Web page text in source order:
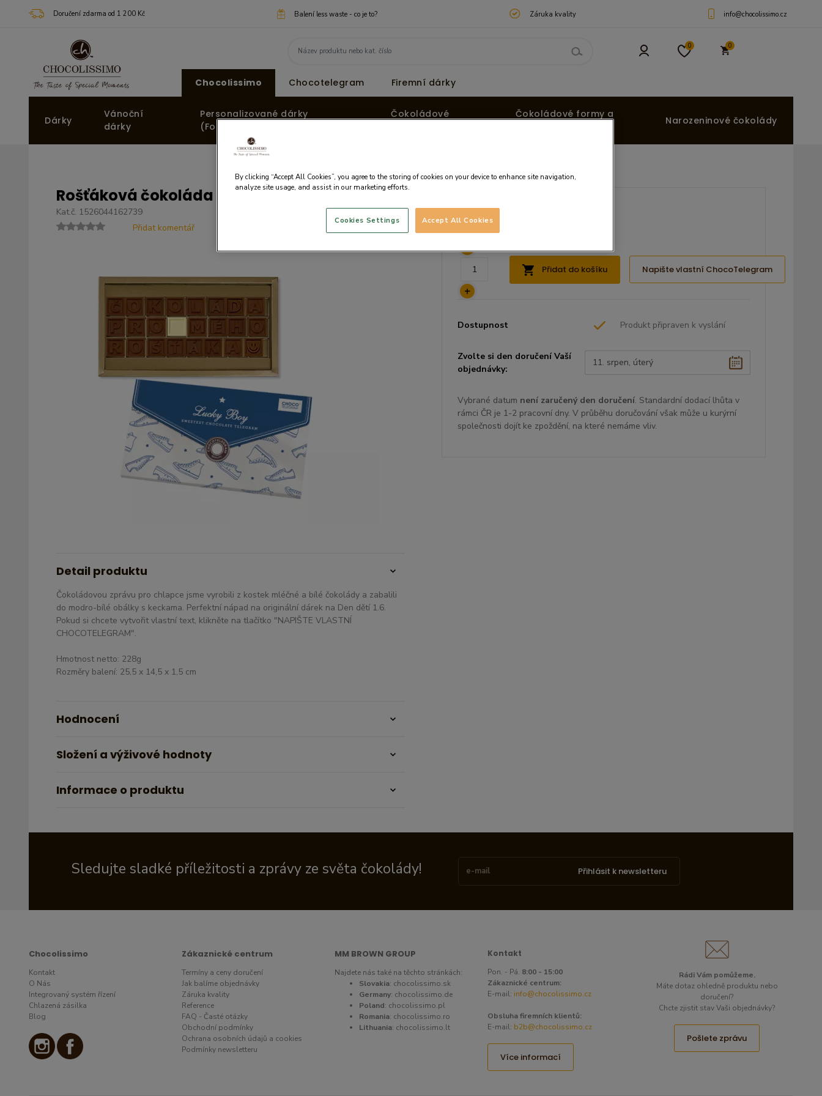
Doručení zdarma od 1 200 Kč Balení less waste - co je to? Záruka kvality info@chocolissimo.cz
0 0
Chocolissimo Chocotelegram Firemní dárky
Dárky
Vánoční
dárky
Personalizované dárky
(Fotodárky)
Čokoládové
Čokoládové formy a
Narozeninové čokolády
Rošťáková čokoláda
Kat.č. 1526044162739
Přidat komentář
Detail produktu
Čokoládovou zprávu pro chlapce jsme vyrobili z kostek mléčné a bílé čokolády a zabalili
do modro-bílé obálky s keckama. Perfektní nápad na originální dárek na Den dětí 1.6.
Pokud si chcete vytvořit vlastní text, klikněte na tlačítko "NAPIŠTE VLASTNÍ
CHOCOTELEGRAM".
Hmotnost netto: 228g
Rozměry balení: 25,5 x 14,5 x 1,5 cm
Hodnocení
Složení a výživové hodnoty
Informace o produktu
Cena:472.50 Kč
Cena bez DPH: 410.87 Kč
Přidat do košíku Napište vlastní ChocoTelegram
Dostupnost Produkt připraven k vyslání
Zvolte si den doručení Vaší
objednávky:
Vybrané datum není zaručený den doručení. Standardní dodací lhůta v
rámci ČR je 1-2 pracovní dny. V průběhu doručování však může u kurýrní
společnosti dojít ke zpoždění, na které nemáme vliv.
Sledujte sladké příležitosti a zprávy ze světa čokolády! Přihlásit k newsletteru
Chocolissimo
Kontakt
O Nás
Integrovaný systém řízení
Chlazená zásilka
Blog
Zákaznické centrum
Termíny a ceny doručení
Jak balíme objednávky
Záruka kvality
Reference
FAQ - Časté otázky
Obchodní podmínky
Ochrana osobních údajů a cookies
Podmínky newsletteru
MM BROWN GROUP
Najdete nás také na těchto stránkách:
Slovakia: chocolissimo.sk
Germany: chocolissimo.de
Poland: chocolissimo.pl
Romania: chocolissimo.ro
Lithuania: chocolissimo.lt
Kontakt
Pon. - Pá. 8:00 - 15:00
Zákaznické centrum:
E-mail: info@chocolissimo.cz
Obsluha firemních klientů:
E-mail: b2b@chocolissimo.cz
Více informací
Rádi Vám pomůžeme.
Máte dotaz ohledně produktu nebo
doručení?
Chcte zjistit stav Vaši objednávky?
Pošlete zprávu
By clicking “Accept All Cookies”, you agree to the storing of cookies on your device to enhance site navigation,
analyze site usage, and assist in our marketing efforts.
Accept All Cookies
Cookies Settings